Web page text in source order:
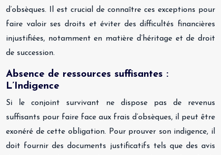
d’obsèques. Il est crucial de connaître ces exceptions pour
faire valoir ses droits et éviter des difficultés financières
injustifiées, notamment en matière d’héritage et de droit
de succession.
Absence de ressources suffisantes :
L’Indigence
Si le conjoint survivant ne dispose pas de revenus
suffisants pour faire face aux frais d’obsèques, il peut être
exonéré de cette obligation. Pour prouver son indigence, il
doit fournir des documents justificatifs tels que des avis